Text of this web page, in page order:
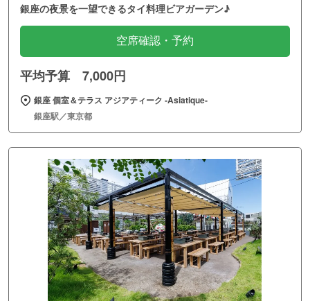
銀座の夜景を一望できるタイ料理ビアガーデン♪
空席確認・予約
平均予算 7,000円
銀座 個室＆テラス アジアティーク ‐Asiatique‐
銀座駅／東京都